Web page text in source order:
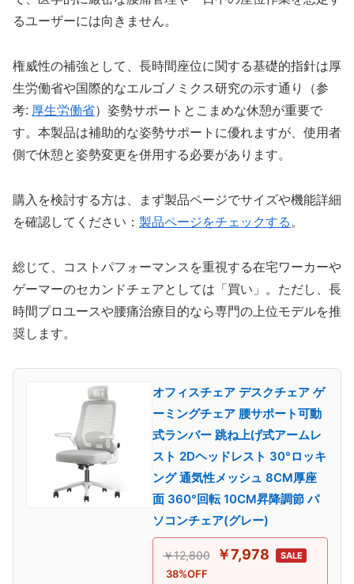
るユーザーには向きません。
権威性の補強として、長時間座位に関する基礎的指針は厚
生労働省や国際的なエルゴノミクス研究の示す通り（参
考: 厚生労働省）姿勢サポートとこまめな休憩が重要で
す。本製品は補助的な姿勢サポートに優れますが、使用者
側で休憩と姿勢変更を併用する必要があります。
購入を検討する方は、まず製品ページでサイズや機能詳細
を確認してください： 製品ページをチェックする 。
総じて、コストパフォーマンスを重視する在宅ワーカーや
ゲーマーのセカンドチェアとしては「買い」。ただし、長
時間プロユースや腰痛治療目的なら専門の上位モデルを推
奨します。
オフィスチェア デスクチェア ゲ
ーミングチェア 腰サポート可動
式ランバー 跳ね上げ式アームレ
スト 2Dヘッドレスト 30°ロッキ
ング 通気性メッシュ 8CM厚座
面 360°回転 10CM昇降調節 パ
ソコンチェア(グレー)
￥12,800 ￥7,978 SALE
38%OFF